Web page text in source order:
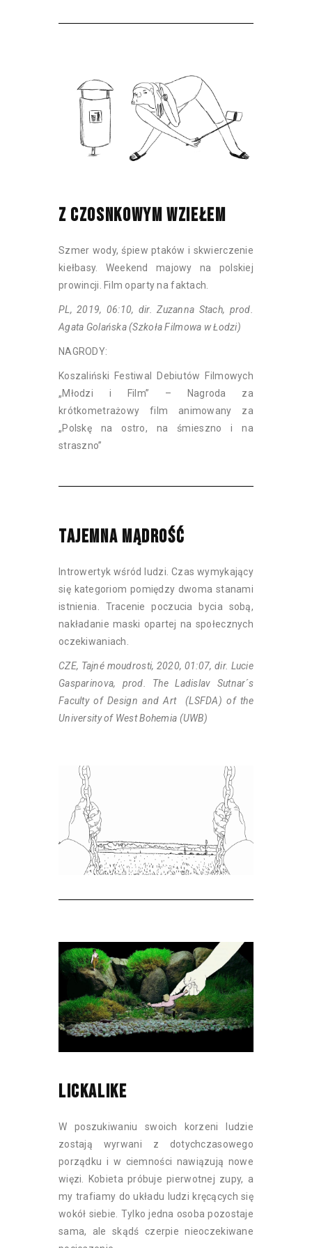
Z CZOSNKOWYM WZIEŁEM
Szmer wody, śpiew ptaków i skwierczenie
kiełbasy. Weekend majowy na polskiej
prowincji. Film oparty na faktach.
PL, 2019, 06:10, dir. Zuzanna Stach, prod.
Agata Golańska (Szkoła Filmowa w Łodzi)
NAGRODY:
Koszaliński Festiwal Debiutów Filmowych
„Młodzi i Film” – Nagroda za
krótkometrażowy film animowany za
„Polskę na ostro, na śmieszno i na
straszno”
TAJEMNA MĄDROŚĆ
Introwertyk wśród ludzi. Czas wymykający
się kategoriom pomiędzy dwoma stanami
istnienia. Tracenie poczucia bycia sobą,
nakładanie maski opartej na społecznych
oczekiwaniach.
CZE, Tajné moudrosti, 2020, 01:07, dir. Lucie
Gasparinova, prod. The Ladislav Sutnar´s
Faculty of Design and Art (LSFDA) of the
University of West Bohemia (UWB)
LICKALIKE
W poszukiwaniu swoich korzeni ludzie
zostają wyrwani z dotychczasowego
porządku i w ciemności nawiązują nowe
więzi. Kobieta próbuje pierwotnej zupy, a
my trafiamy do układu ludzi kręcących się
wokół siebie. Tylko jedna osoba pozostaje
sama, ale skądś czerpie nieoczekiwane